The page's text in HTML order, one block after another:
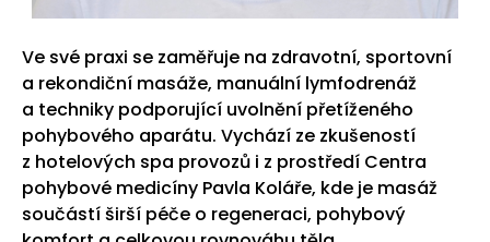
Ve své praxi se zaměřuje na zdravotní, sportovní
a rekondiční masáže, manuální lymfodrenáž
a techniky podporující uvolnění přetíženého
pohybového aparátu. Vychází ze zkušeností
z hotelových spa provozů i z prostředí Centra
pohybové medicíny Pavla Koláře, kde je masáž
součástí širší péče o regeneraci, pohybový